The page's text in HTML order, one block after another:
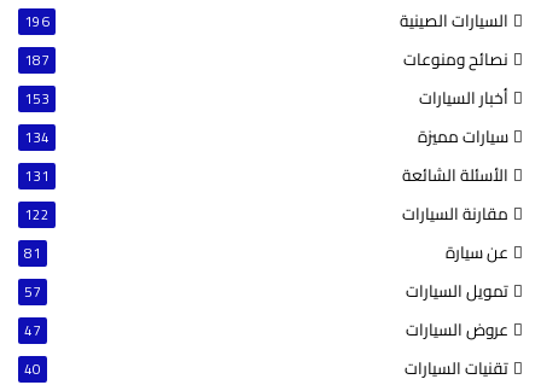
السيارات الصينية 196
نصائح ومنوعات 187
أخبار السيارات 153
سيارات مميزة 134
الأسئلة الشائعة 131
مقارنة السيارات 122
عن سيارة 81
تمويل السيارات 57
عروض السيارات 47
تقنيات السيارات 40